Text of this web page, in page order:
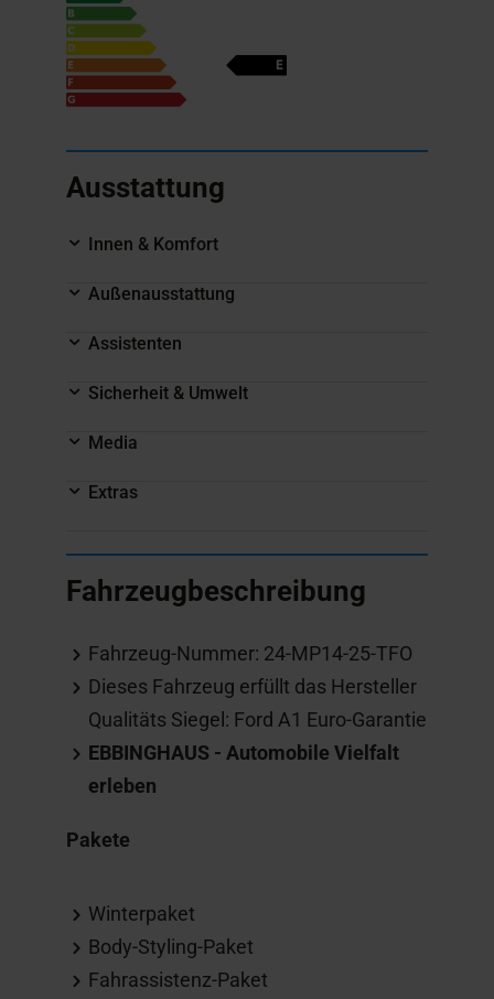
Ausstattung
Innen & Komfort
Außenausstattung
Assistenten
Sicherheit & Umwelt
Media
Extras
Fahrzeugbeschreibung
Fahrzeug-Nummer: 24-MP14-25-TFO
Dieses Fahrzeug erfüllt das Hersteller
Qualitäts Siegel: Ford A1 Euro-Garantie
EBBINGHAUS - Automobile Vielfalt
erleben
Pakete
Winterpaket
Body-Styling-Paket
Fahrassistenz-Paket